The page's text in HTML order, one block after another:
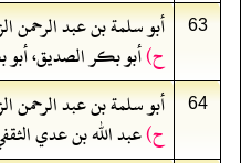
63 أبو سلمة بن عبد الرحمن
ح)أبو بكر الصديق،
64 أبو سلمة بن عبد الرحمن
ح)عبد الله بن عدي